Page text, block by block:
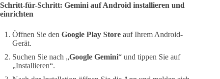
Schritt-für-Schritt: Gemini auf Android installieren und
einrichten
Öffnen Sie den Google Play Store auf Ihrem Android-
Gerät.
Suchen Sie nach „Google Gemini“ und tippen Sie auf
„Installieren“.